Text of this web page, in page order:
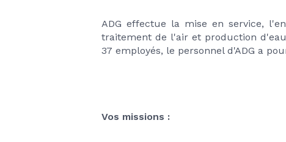
ADG effectue la mise en service,
traitement de l'air et production
37 employés, le personnel d'ADG a
Vos missions :